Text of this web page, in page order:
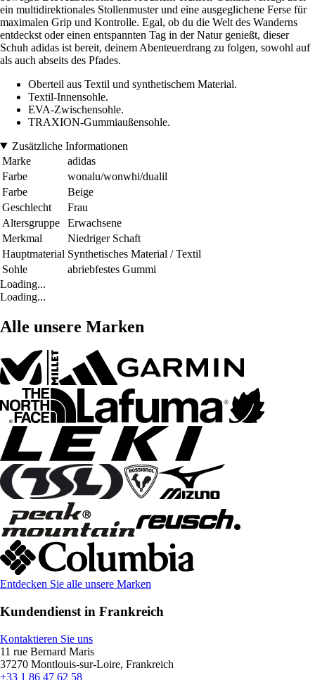
ein multidirektionales Stollenmuster und eine ausgeglichene Ferse für
maximalen Grip und Kontrolle. Egal, ob du die Welt des Wanderns
entdeckst oder einen entspannten Tag in der Natur genießt, dieser
Schuh adidas ist bereit, deinem Abenteuerdrang zu folgen, sowohl auf
als auch abseits des Pfades.
Oberteil aus Textil und synthetischem Material.
Textil-Innensohle.
EVA-Zwischensohle.
TRAXION-Gummiaußensohle.
Zusätzliche Informationen
Marke
adidas
Farbe
wonalu/wonwhi/dualil
Farbe
Beige
Geschlecht
Frau
Altersgruppe
Erwachsene
Merkmal
Niedriger Schaft
Hauptmaterial Synthetisches Material / Textil
Sohle
abriebfestes Gummi
Loading...
Loading...
Alle unsere Marken
Entdecken Sie alle unsere Marken
Kundendienst in Frankreich
Kontaktieren Sie uns
11 rue Bernard Maris
37270 Montlouis-sur-Loire, Frankreich
+33 1 86 47 62 58